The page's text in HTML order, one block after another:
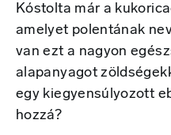
Kóstolta már a
amelyet polentának
van ezt a nagyon
alapanyagot
egy kiegyensúlyozott
hozzá?